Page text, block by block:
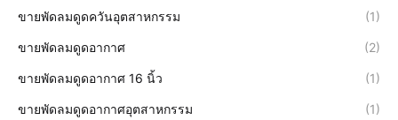
ขายพัดลมดูดควันอุตสาหกรรม (1)
ขายพัดลมดูดอากาศ (2)
ขายพัดลมดูดอากาศ 16 นิ้ว (1)
ขายพัดลมดูดอากาศอุตสาหกรรม (1)